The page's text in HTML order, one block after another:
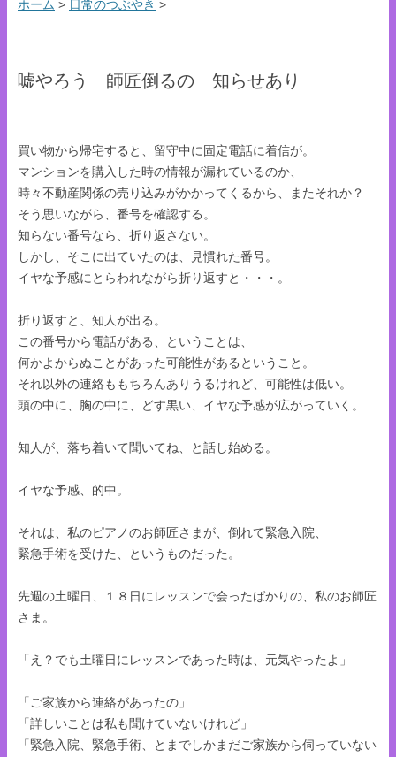
ホーム > 日常のつぶやき >
嘘やろう 師匠倒るの 知らせあり
買い物から帰宅すると、留守中に固定電話に着信が。
マンションを購入した時の情報が漏れているのか、
時々不動産関係の売り込みがかかってくるから、またそれか？
そう思いながら、番号を確認する。
知らない番号なら、折り返さない。
しかし、そこに出ていたのは、見慣れた番号。
イヤな予感にとらわれながら折り返すと・・・。
折り返すと、知人が出る。
この番号から電話がある、ということは、
何かよからぬことがあった可能性があるということ。
それ以外の連絡ももちろんありうるけれど、可能性は低い。
頭の中に、胸の中に、どす黒い、イヤな予感が広がっていく。
知人が、落ち着いて聞いてね、と話し始める。
イヤな予感、的中。
それは、私のピアノのお師匠さまが、倒れて緊急入院、
緊急手術を受けた、というものだった。
先週の土曜日、１８日にレッスンで会ったばかりの、私のお師匠
さま。
「え？でも土曜日にレッスンであった時は、元気やったよ」
「ご家族から連絡があったの」
「詳しいことは私も聞けていないけれど」
「緊急入院、緊急手術、とまでしかまだご家族から伺っていない